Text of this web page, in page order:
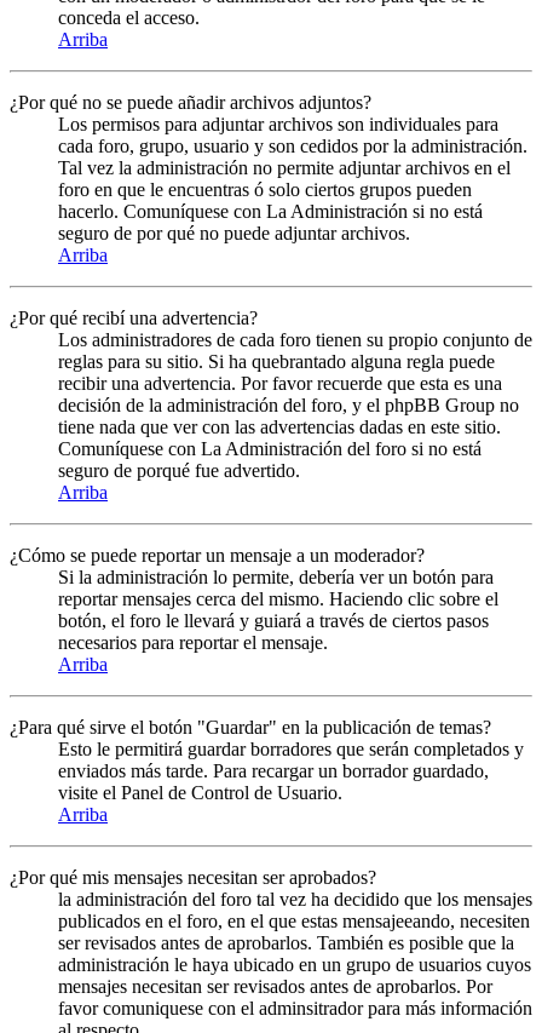
conceda el acceso.
Arriba
¿Por qué no se puede añadir archivos adjuntos?
Los permisos para adjuntar archivos son individuales para
cada foro, grupo, usuario y son cedidos por la administración.
Tal vez la administración no permite adjuntar archivos en el
foro en que le encuentras ó solo ciertos grupos pueden
hacerlo. Comuníquese con La Administración si no está
seguro de por qué no puede adjuntar archivos.
Arriba
¿Por qué recibí una advertencia?
Los administradores de cada foro tienen su propio conjunto de
reglas para su sitio. Si ha quebrantado alguna regla puede
recibir una advertencia. Por favor recuerde que esta es una
decisión de la administración del foro, y el phpBB Group no
tiene nada que ver con las advertencias dadas en este sitio.
Comuníquese con La Administración del foro si no está
seguro de porqué fue advertido.
Arriba
¿Cómo se puede reportar un mensaje a un moderador?
Si la administración lo permite, debería ver un botón para
reportar mensajes cerca del mismo. Haciendo clic sobre el
botón, el foro le llevará y guiará a través de ciertos pasos
necesarios para reportar el mensaje.
Arriba
¿Para qué sirve el botón "Guardar" en la publicación de temas?
Esto le permitirá guardar borradores que serán completados y
enviados más tarde. Para recargar un borrador guardado,
visite el Panel de Control de Usuario.
Arriba
¿Por qué mis mensajes necesitan ser aprobados?
la administración del foro tal vez ha decidido que los mensajes
publicados en el foro, en el que estas mensajeeando, necesiten
ser revisados antes de aprobarlos. También es posible que la
administración le haya ubicado en un grupo de usuarios cuyos
mensajes necesitan ser revisados antes de aprobarlos. Por
favor comuniquese con el adminsitrador para más información